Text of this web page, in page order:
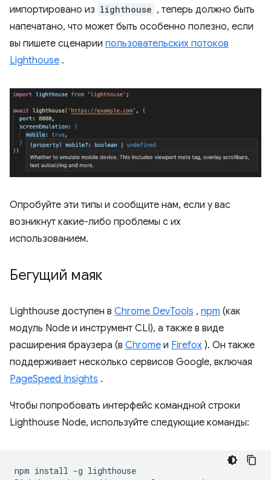
импортировано из lighthouse , теперь должно быть
напечатано, что может быть особенно полезно, если
вы пишете сценарии пользовательских потоков
Lighthouse .
Опробуйте эти типы и сообщите нам, если у вас
возникнут какие-либо проблемы с их
использованием.
Бегущий маяк
Lighthouse доступен в Chrome DevTools , npm (как
модуль Node и инструмент CLI), а также в виде
расширения браузера (в Chrome и Firefox ). Он также
поддерживает несколько сервисов Google, включая
PageSpeed ​​Insights .
Чтобы попробовать интерфейс командной строки
Lighthouse Node, используйте следующие команды:
npm install -g lighthouse